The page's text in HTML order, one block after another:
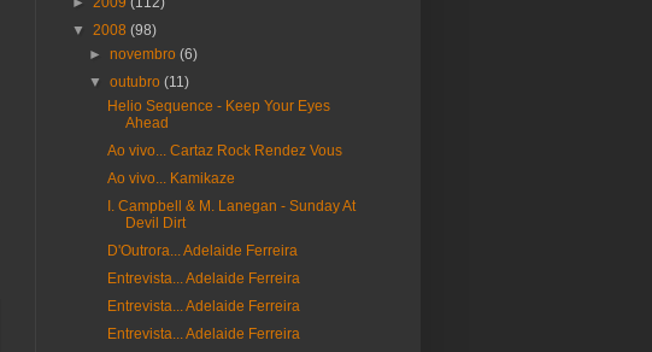
▼ 2008 (98)
►novembro(6)
▼outubro(11)
Helio Sequence - Keep Your Eyes
Ahead
Ao vivo... Cartaz Rock Rendez Vous
Ao vivo... Kamikaze
I. Campbell & M. Lanegan - Sunday At
Devil Dirt
D'Outrora... Adelaide Ferreira
Entrevista... Adelaide Ferreira
Entrevista... Adelaide Ferreira
Entrevista... Adelaide Ferreira